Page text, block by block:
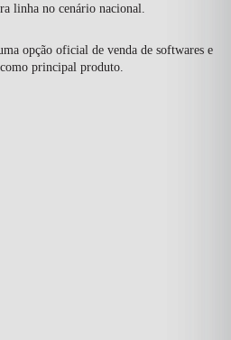
linha no cenário nacional.
opção oficial de venda de softwares e
principal produto.